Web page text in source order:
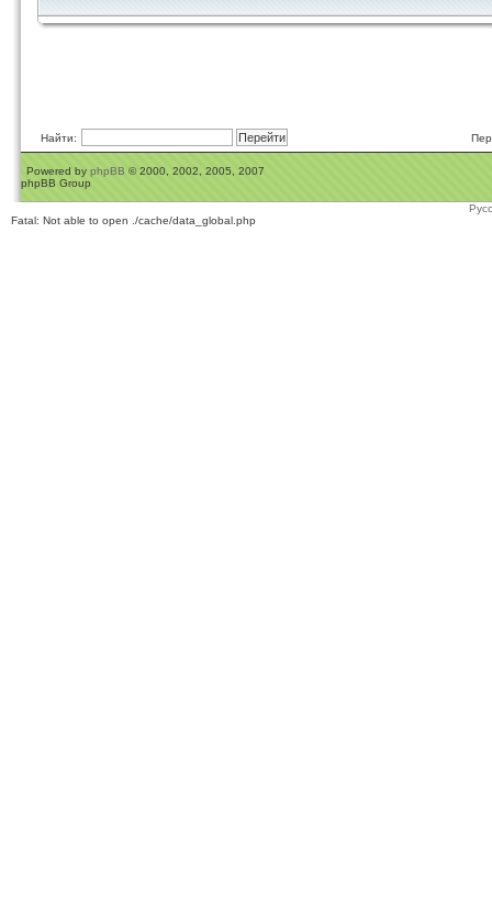
Найти:
Powered by phpBB © 2000, 2002, 2005, 2007
phpBB Group
Fatal: Not able to open ./cache/data_global.php